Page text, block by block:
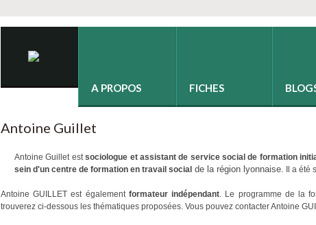
A PROPOS FICHES
Antoine Guillet
Antoine Guillet estsociologue et assistant de service social de formation
sein d'un centre de formation en travail social de la région lyonnaise. Il a été
Antoine GUILLET est également formateur indépendant. Le programme de la
trouverez ci-dessous les thématiques proposées. Vous pouvez contacter Antoine